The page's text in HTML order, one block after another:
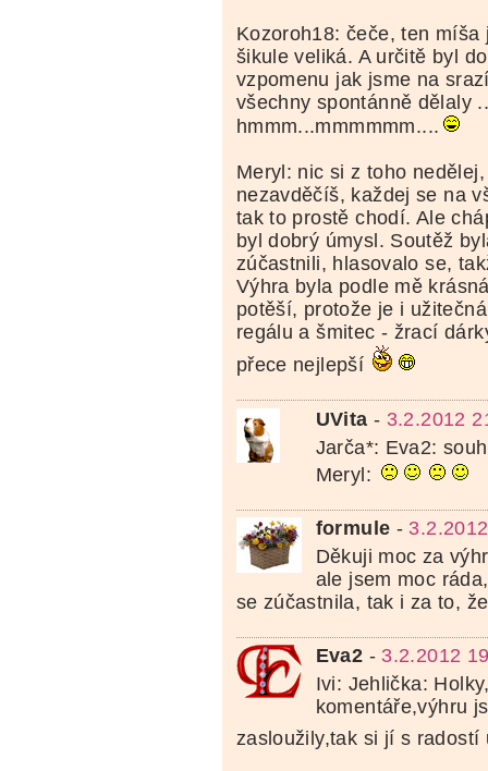
Kozoroh18: čeče, ten míša
šikule veliká. A určitě byl
vzpomenu jak jsme na
všechny spontánně dělaly
hmmm...mmmmmm....
Meryl: nic si z toho
nezavděčíš, každej se na
tak to prostě chodí. Ale
byl dobrý úmysl. Soutěž
zúčastnili, hlasovalo se,
Výhra byla podle mě
potěší, protože je i
regálu a šmitec - žrací
přece nejlepší
UVita - 3.2.2012
Jarča*: Eva2:
Meryl:
formule -
Děkuji moc za
ale jsem moc
se zúčastnila, tak i za to,
Eva2 - 3.2.2012
Ivi: Jehlička:
komentáře,výhru
zasloužily,tak si jí s radostí